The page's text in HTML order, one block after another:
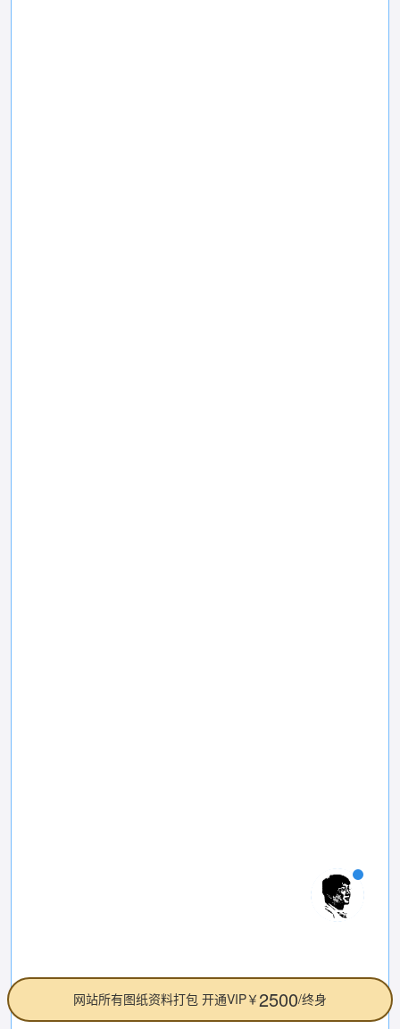
网站所有图纸资料打包 开通VIP￥2500/终身